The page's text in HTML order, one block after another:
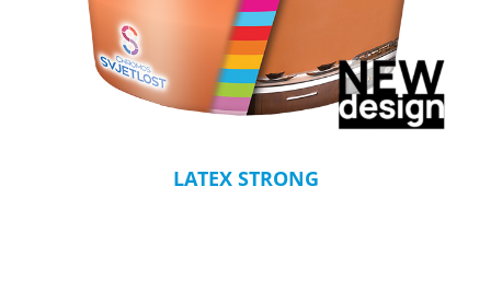
LATEX STRONG